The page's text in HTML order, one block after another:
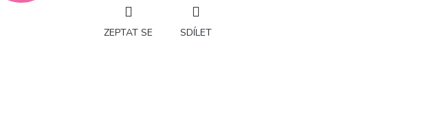
ZEPTAT SE SDÍLET